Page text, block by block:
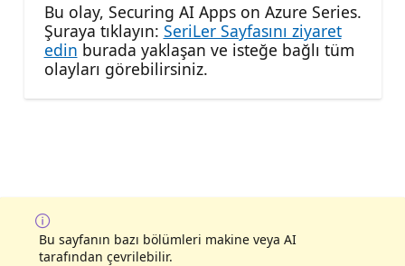
Bu olay, Securing AI Apps on Azure Series.
Şuraya tıklayın: SeriLer Sayfasını ziyaret
edin burada yaklaşan ve isteğe bağlı tüm
olayları görebilirsiniz.
Bu sayfanın bazı bölümleri makine veya AI
tarafından çevrilebilir.